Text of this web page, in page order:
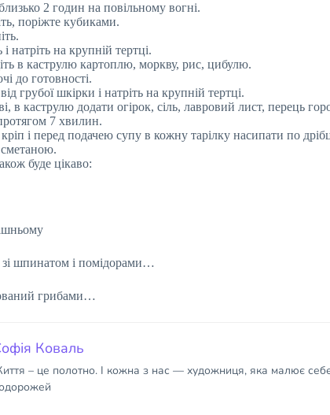
2 годин на повільному вогні.
поріжте кубиками.
натріть на крупній тертці.
в каструлю картоплю, моркву, рис, цибулю.
до готовності.
грубої шкірки і натріть на крупній тертці.
в каструлю додати огірок, сіль, лавровий лист, перець
7 хвилин.
і перед подачею супу в кожну тарілку насипати по
буде цікаво:
шпинатом і помідорами…
грибами…
Коваль
– це полотно. І кожна з нас — художниця, яка малює